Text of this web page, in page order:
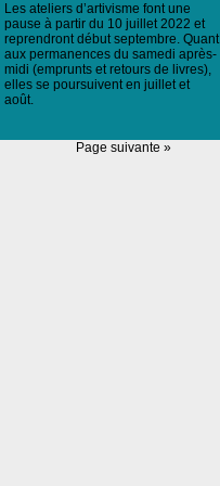
Les ateliers d’artivisme font une
pause à partir du 10 juillet 2022 et
reprendront début septembre. Quant
aux permanences du samedi après-
midi (emprunts et retours de livres),
elles se poursuivent en juillet et
août.
Page suivante »